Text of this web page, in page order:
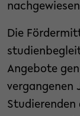
Die
Angebote
vergangenen